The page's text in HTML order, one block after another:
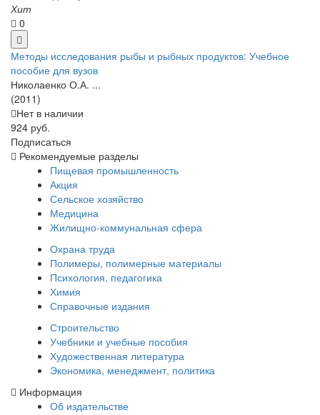
Хит
0
Методы исследования рыбы и рыбных продуктов: Учебное
пособие для вузов
Николаенко О.А. ...
(2011)
Нет в наличии
924 руб.
Подписаться
Рекомендуемые разделы
Пищевая промышленность
Акция
Сельское хозяйство
Медицина
Жилищно-коммунальная сфера
Охрана труда
Полимеры, полимерные материалы
Психология, педагогика
Химия
Справочные издания
Строительство
Учебники и учебные пособия
Художественная литература
Экономика, менеджмент, политика
Информация
Об издательстве